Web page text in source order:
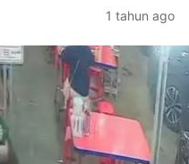
1 tahun ago